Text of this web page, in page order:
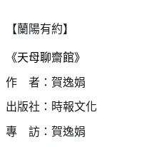
【蘭陽有約】
《天母聊齋館》
作 者：賀逸娟
出版社：時報文化
專 訪：賀逸娟